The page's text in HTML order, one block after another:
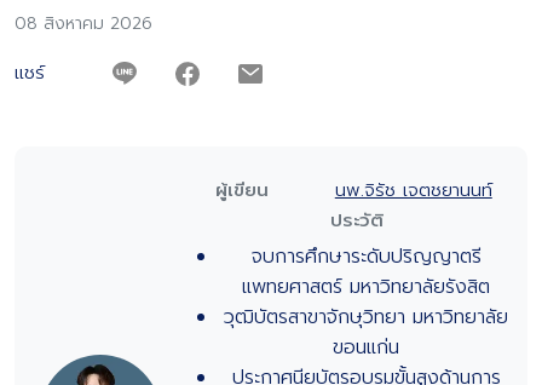
08 สิงหาคม 2026
แชร์
ผู้เขียน
นพ.จิรัช เจตชยานนท์
ประวัติ
จบการศึกษาระดับปริญญาตรี
แพทยศาสตร์ มหาวิทยาลัยรังสิต
วุฒิบัตรสาขาจักษุวิทยา มหาวิทยาลัย
ขอนแก่น
ประกาศนียบัตรอบรมขั้นสูงด้านการ